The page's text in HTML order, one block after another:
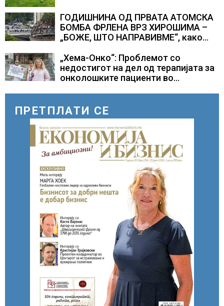
ГОДИШНИНА ОД ПРВАТА АТОМСКА
БОМБА ФРЛЕНА ВРЗ ХИРОШИМА –
„БОЖЕ, ШТО НАПРАВИВМЕ“, како
Геј“ и учесниците во
бомбардирањето го доживуваа овој
настан што го промени текот на
„Хема-Онко“: Проблемот со
недостигот на дел од терапијата за
онколошките пациенти во
ПРЕТПЛАТИ СЕ